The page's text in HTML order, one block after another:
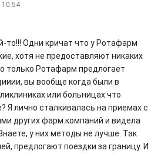
10:54
то!!! Одни кричат что у Ротафарм
хотя не предоставляют никаких
только Ротафарм предлогает
вы вообще когда были в
или больницах что
Я лично сталкивалась на приемах с
других фарм.компаний и видела
у них методы не лучше. Так
предлогают поездки за границу. И